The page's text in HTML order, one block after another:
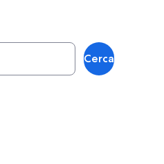
Cerca